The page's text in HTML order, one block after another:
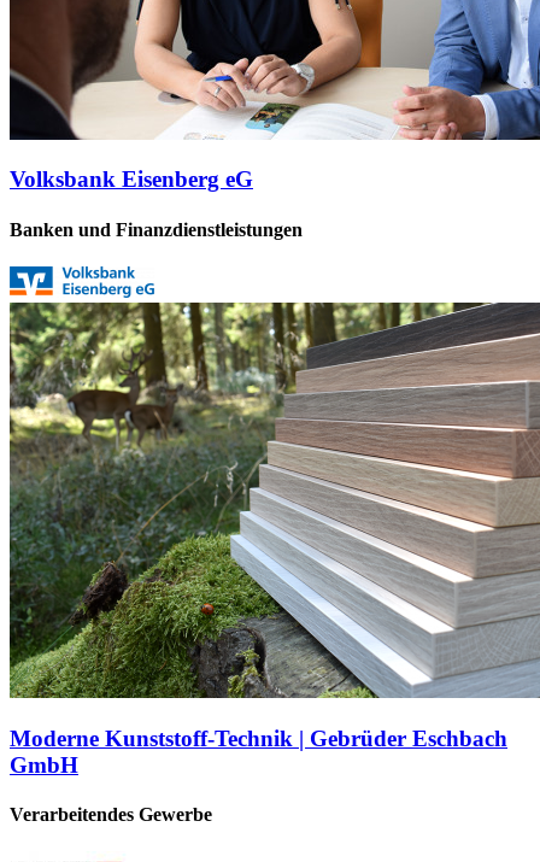
Volksbank Eisenberg eG
Banken und Finanzdienstleistungen
Moderne Kunststoff-Technik | Gebrüder Eschbach
GmbH
Verarbeitendes Gewerbe